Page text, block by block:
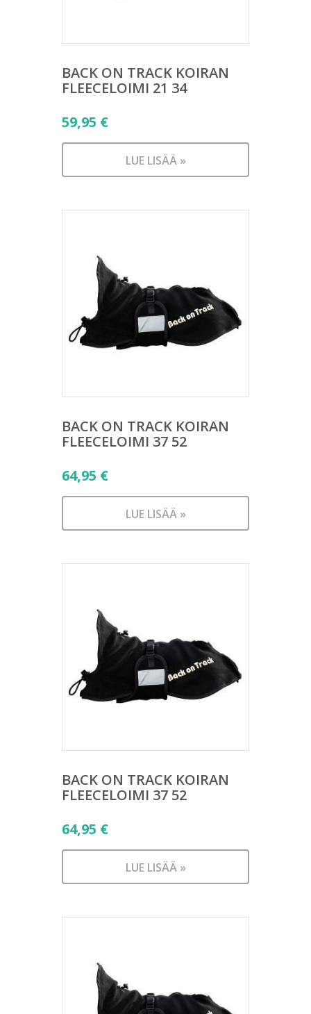
BACK ON TRACK KOIRAN
FLEECELOIMI 21 34
59,95 €
LUE LISÄÄ »
BACK ON TRACK KOIRAN
FLEECELOIMI 37 52
64,95 €
LUE LISÄÄ »
BACK ON TRACK KOIRAN
FLEECELOIMI 37 52
64,95 €
LUE LISÄÄ »